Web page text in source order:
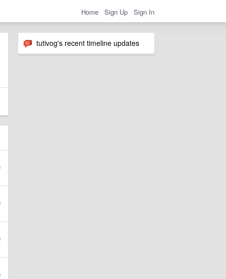
Home Sign Up Sign In
tutivog's recent timeline updates